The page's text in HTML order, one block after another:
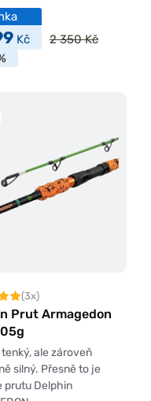
Kč
2 350 Kč
(3x)
Prut Armagedon
ale zároveň
silný. Přesně to je
prutu Delphin